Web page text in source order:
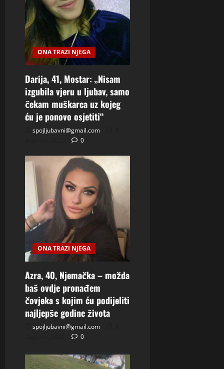
ONA TRAZI NJEGA
Darija, 41, Mostar: „Nisam
izgubila vjeru u ljubav, samo
čekam muškarca uz kojeg
ću je ponovo osjetiti“
spojljubavni@gmail.com
0
ONA TRAZI NJEGA
Azra, 40, Njemačka – možda
baš ovdje pronađem
čovjeka s kojim ću podijeliti
najljepše godine života
spojljubavni@gmail.com
0